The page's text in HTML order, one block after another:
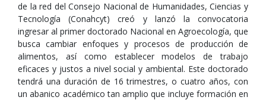
de la red del Consejo Nacional de Humanidades, Ciencias y
Tecnología (Conahcyt) creó y lanzó la convocatoria
ingresar al primer doctorado Nacional en Agroecología, que
busca cambiar enfoques y procesos de producción de
alimentos, así como establecer modelos de trabajo
eficaces y justos a nivel social y ambiental. Este doctorado
tendrá una duración de 16 trimestres, o cuatro años, con
un abanico académico tan amplio que incluye formación en